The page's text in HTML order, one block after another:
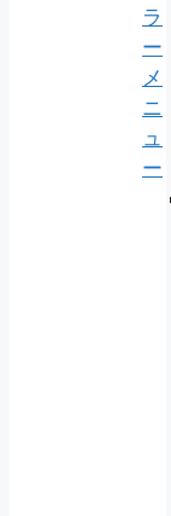
ラ
ー
メ
ニ
ュ
ー